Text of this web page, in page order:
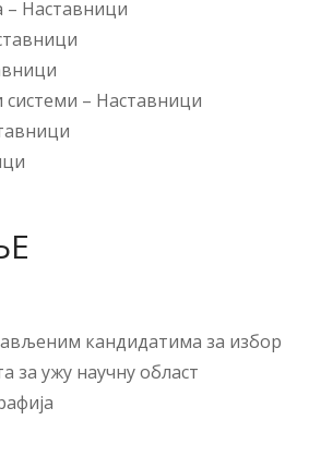
– Наставници
системи – Наставници
кандидатима за избор
за ужу научну област